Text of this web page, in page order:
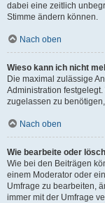
dabei eine zeitlich
Stimme ändern können.
Nach oben
Wieso kann ich nicht
Die maximal zulässige
Administration
zugelassen zu
Nach oben
Wie bearbeite oder
Wie bei den Beiträgen
einem Moderator oder
Umfrage zu bearbeiten,
immer mit der Umfrage